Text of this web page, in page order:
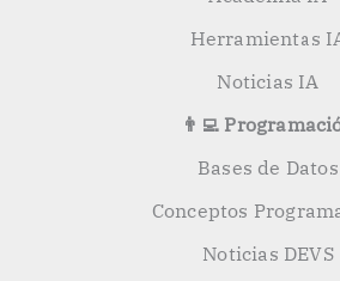
Herramientas
Noticias IA
👨‍💻
Bases de Datos
Conceptos
Noticias DEVS